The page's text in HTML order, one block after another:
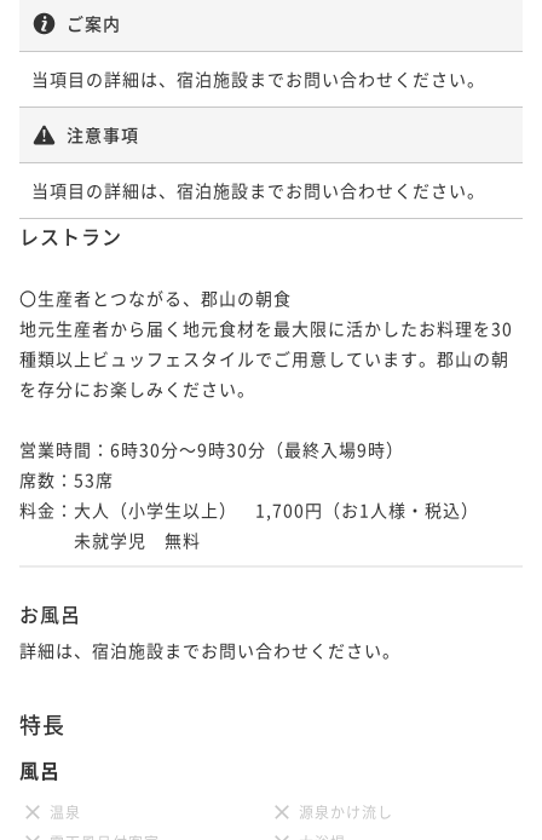
ご案内
当項目の詳細は、宿泊施設までお問い合わせください。
注意事項
当項目の詳細は、宿泊施設までお問い合わせください。
レストラン
〇生産者とつながる、郡山の朝食
地元生産者から届く地元食材を最大限に活かしたお料理を30
種類以上ビュッフェスタイルでご用意しています。郡山の朝
を存分にお楽しみください。
営業時間：6時30分～9時30分（最終入場9時）
席数：53席
料金：大人（小学生以上）　1,700円（お1人様・税込）
未就学児　無料
お風呂
詳細は、宿泊施設までお問い合わせください。
特長
風呂
温泉
源泉かけ流し